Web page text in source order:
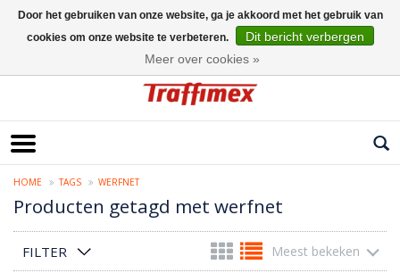
HOME TAGS WERFNET
Producten getagd met werfnet
FILTER Meest bekeken
Door het gebruiken van onze website, ga je akkoord met het gebruik van
cookies om onze website te verbeteren.
Dit bericht verbergen
Meer over cookies »